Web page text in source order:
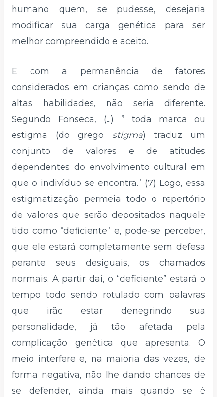
humano quem, se pudesse, desejaria
modificar sua carga genética para ser
melhor compreendido e aceito.
E com a permanência de fatores
considerados em crianças como sendo de
altas habilidades, não seria diferente.
Segundo Fonseca, (...) ” toda marca ou
estigma (do grego stigma) traduz um
conjunto de valores e de atitudes
dependentes do envolvimento cultural em
que o indivíduo se encontra.” (7) Logo, essa
estigmatização permeia todo o repertório
de valores que serão depositados naquele
tido como “deficiente” e, pode-se perceber,
que ele estará completamente sem defesa
perante seus desiguais, os chamados
normais. A partir daí, o “deficiente” estará o
tempo todo sendo rotulado com palavras
que irão estar denegrindo sua
personalidade, já tão afetada pela
complicação genética que apresenta. O
meio interfere e, na maioria das vezes, de
forma negativa, não lhe dando chances de
se defender, ainda mais quando se é